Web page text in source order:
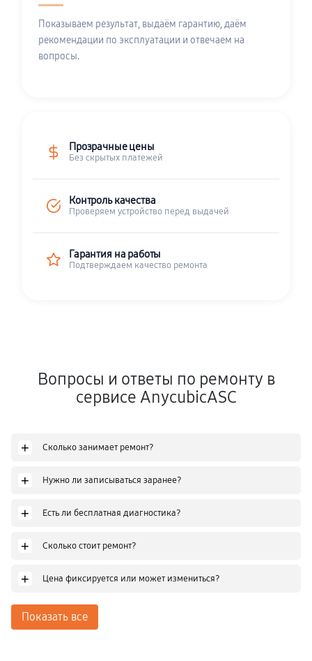
Показываем результат, выдаём гарантию, даём
рекомендации по эксплуатации и отвечаем на
вопросы.
Прозрачные цены
Без скрытых платежей
Контроль качества
Проверяем устройство перед выдачей
Гарантия на работы
Подтверждаем качество ремонта
Вопросы и ответы по ремонту в
сервисе AnycubicASC
+ Сколько занимает ремонт?
+ Нужно ли записываться заранее?
+ Есть ли бесплатная диагностика?
+ Сколько стоит ремонт?
+ Цена фиксируется или может измениться?
Показать все